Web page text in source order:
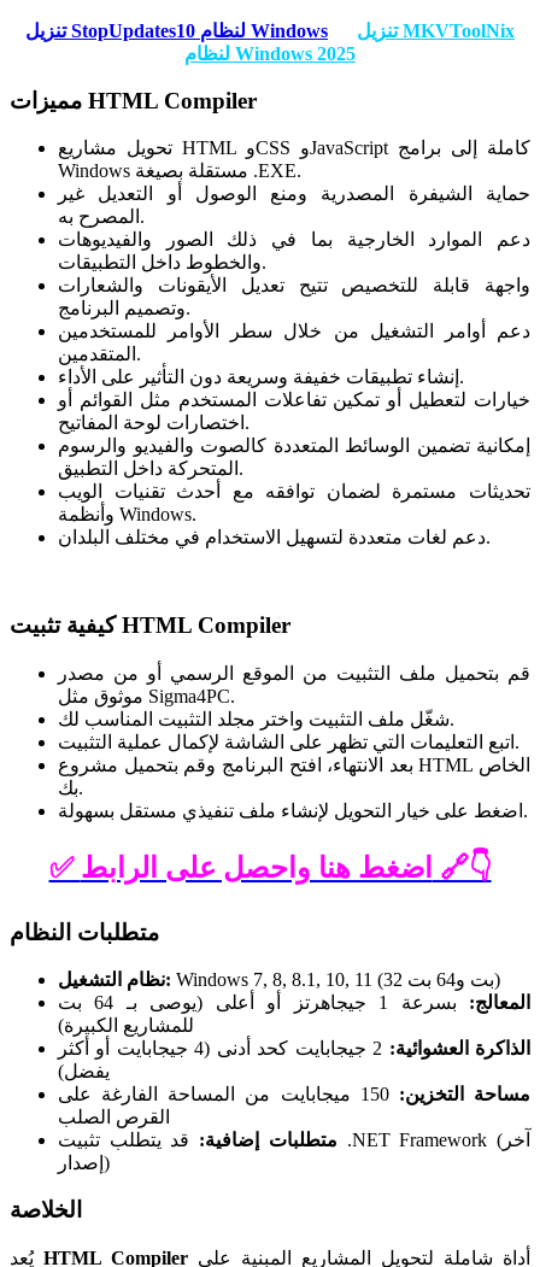
تنزيل StopUpdates10 لنظام Windows
تنزيل MKVToolNix
لنظام Windows 2025
مميزات HTML Compiler
تحويل مشاريع HTML وCSS وJavaScript كاملة إلى برامج
Windows مستقلة بصيغة .EXE.
حماية الشيفرة المصدرية ومنع الوصول أو التعديل غير
المصرح به.
دعم الموارد الخارجية بما في ذلك الصور والفيديوهات
والخطوط داخل التطبيقات.
واجهة قابلة للتخصيص تتيح تعديل الأيقونات والشعارات
وتصميم البرنامج.
دعم أوامر التشغيل من خلال سطر الأوامر للمستخدمين
المتقدمين.
إنشاء تطبيقات خفيفة وسريعة دون التأثير على الأداء.
خيارات لتعطيل أو تمكين تفاعلات المستخدم مثل القوائم أو
اختصارات لوحة المفاتيح.
إمكانية تضمين الوسائط المتعددة كالصوت والفيديو والرسوم
المتحركة داخل التطبيق.
تحديثات مستمرة لضمان توافقه مع أحدث تقنيات الويب
وأنظمة Windows.
دعم لغات متعددة لتسهيل الاستخدام في مختلف البلدان.
كيفية تثبيت HTML Compiler
قم بتحميل ملف التثبيت من الموقع الرسمي أو من مصدر
موثوق مثل Sigma4PC.
شغّل ملف التثبيت واختر مجلد التثبيت المناسب لك.
اتبع التعليمات التي تظهر على الشاشة لإكمال عملية التثبيت.
بعد الانتهاء، افتح البرنامج وقم بتحميل مشروع HTML الخاص
بك.
اضغط على خيار التحويل لإنشاء ملف تنفيذي مستقل بسهولة.
✅ اضغط هنا واحصل على الرابط 🔗👇
متطلبات النظام
نظام التشغيل:
Windows 7, 8, 8.1, 10, 11 (32 بت و64 بت)
المعالج:
بسرعة 1 جيجاهرتز أو أعلى (يوصى بـ 64 بت
للمشاريع الكبيرة)
الذاكرة العشوائية:
2 جيجابايت كحد أدنى (4 جيجابايت أو أكثر
يفضل)
مساحة التخزين:
150 ميجابايت من المساحة الفارغة على
القرص الصلب
متطلبات إضافية: قد يتطلب تثبيت .NET Framework (آخر
إصدار)
الخلاصة
يُعد HTML Compiler